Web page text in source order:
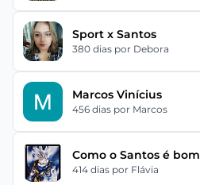
Sport x Santos
380 dias por Debora
Marcos Vinícius
456 dias por Marcos
Como o Santos é bom
414 dias por Flávia